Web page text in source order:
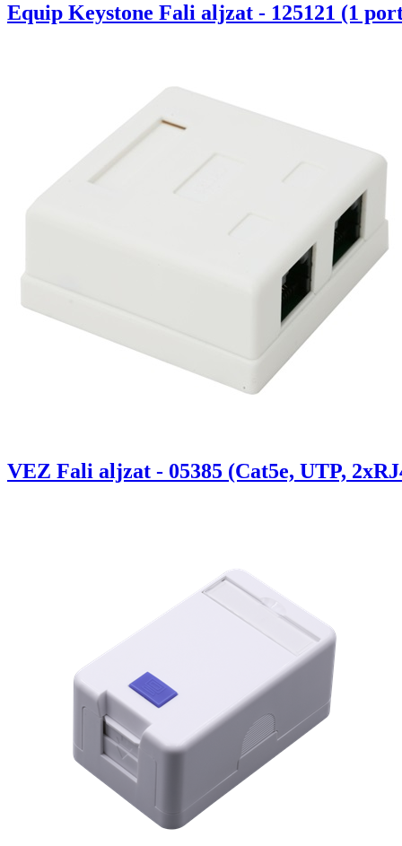
Equip Keystone Fali aljzat - 125121 (1
VEZ Fali aljzat - 05385 (Cat5e, UTP,